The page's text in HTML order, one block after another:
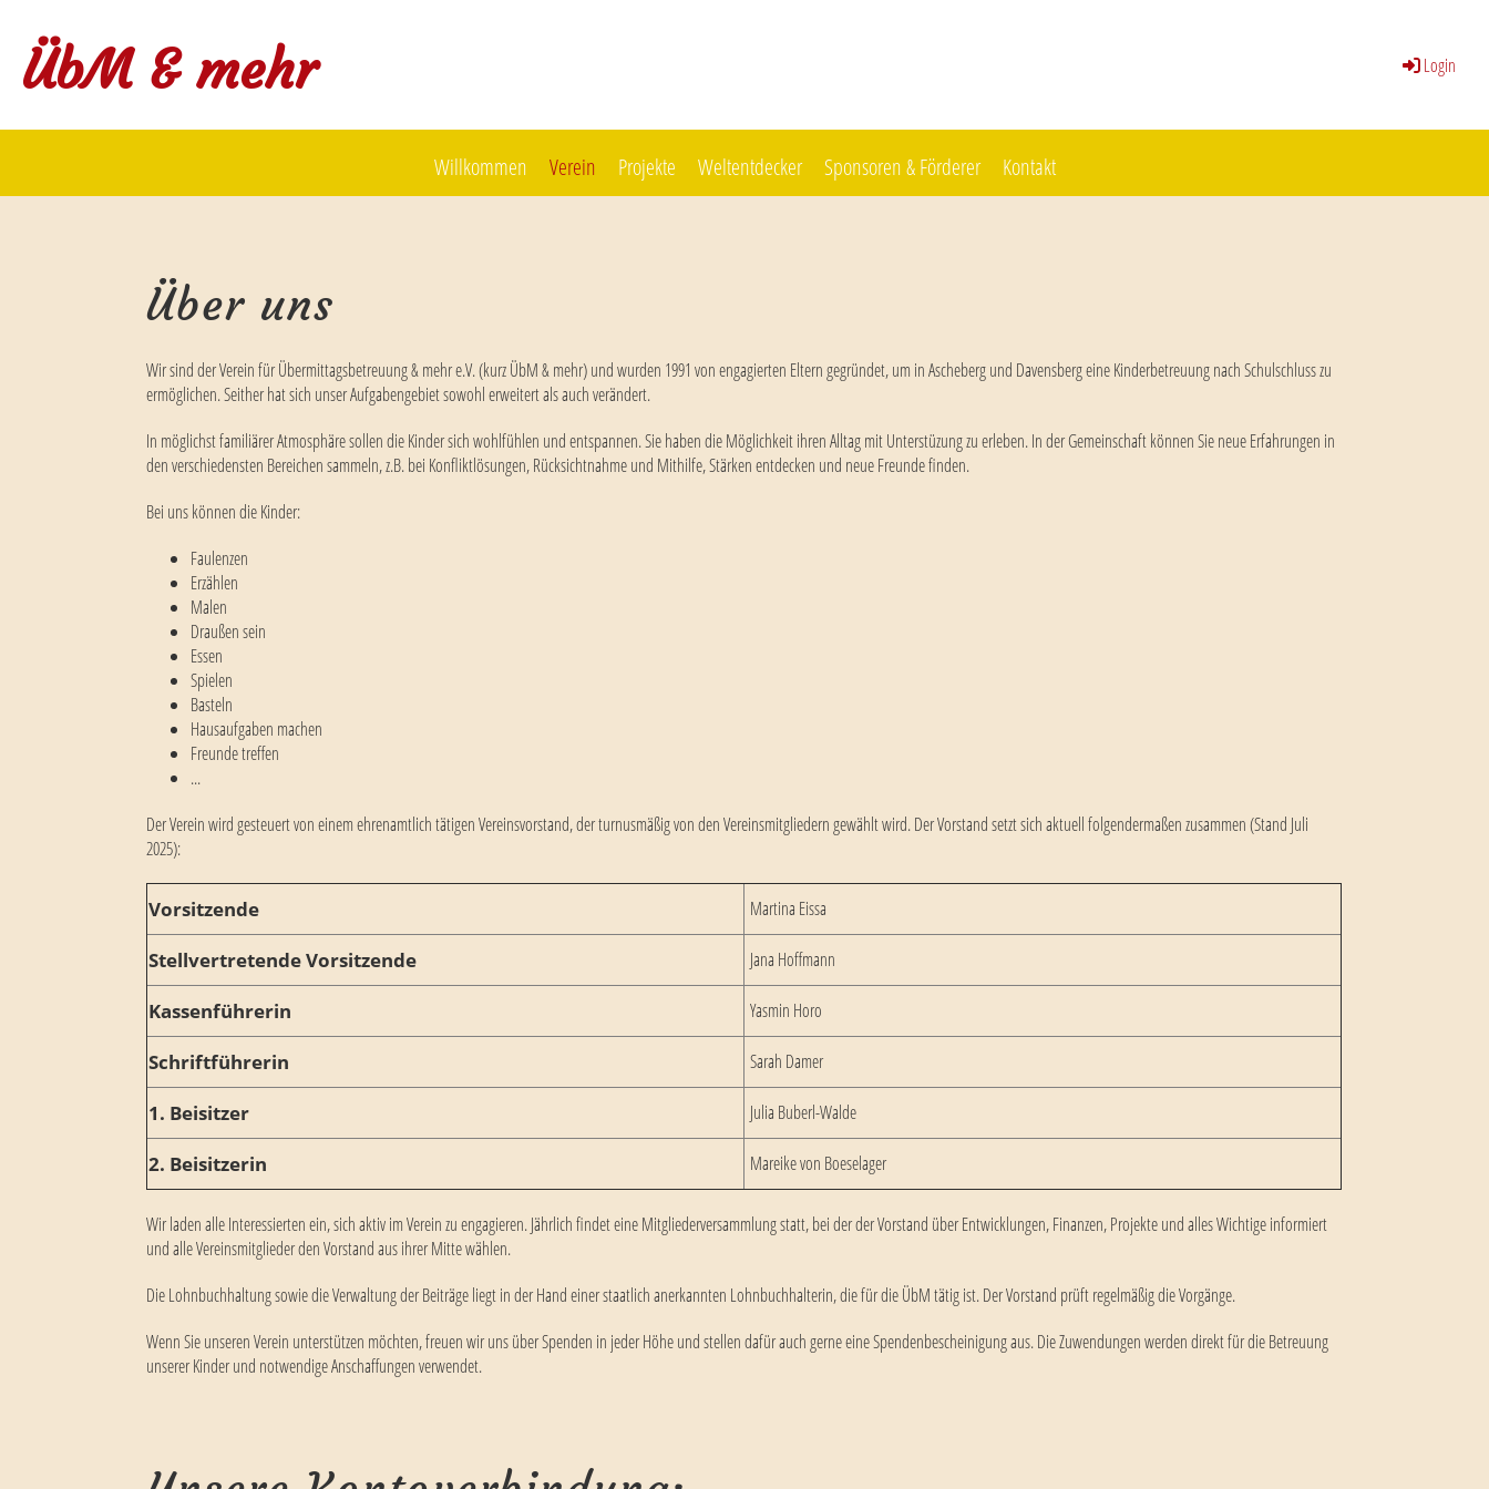
ÜbM & mehr Login
Willkommen Verein Projekte Weltentdecker Sponsoren & Förderer Kontakt
Über uns
Wir sind der Verein für Übermittagsbetreuung & mehr e.V. (kurz ÜbM & mehr) und wurden 1991 von engagierten Eltern gegründet, um in Ascheberg und Davensberg eine Kinderbetreuung nach Schulschluss zu
ermöglichen. Seither hat sich unser Aufgabengebiet sowohl erweitert als auch verändert.
In möglichst familiärer Atmosphäre sollen die Kinder sich wohlfühlen und entspannen. Sie haben die Möglichkeit ihren Alltag mit Unterstüzung zu erleben. In der Gemeinschaft können Sie neue Erfahrungen in
den verschiedensten Bereichen sammeln, z.B. bei Konfliktlösungen, Rücksichtnahme und Mithilfe, Stärken entdecken und neue Freunde finden.
Bei uns können die Kinder:
Faulenzen
Erzählen
Malen
Draußen sein
Essen
Spielen
Basteln
Hausaufgaben machen
Freunde treffen
...
Der Verein wird gesteuert von einem ehrenamtlich tätigen Vereinsvorstand, der turnusmäßig von den Vereinsmitgliedern gewählt wird. Der Vorstand setzt sich aktuell folgendermaßen zusammen (Stand Juli
2025):
Vorsitzende Martina Eissa
Stellvertretende Vorsitzende Jana Hoffmann
Kassenführerin Yasmin Horo
Schriftführerin Sarah Damer
1. Beisitzer Julia Buberl-Walde
2. Beisitzerin Mareike von Boeselager
Wir laden alle Interessierten ein, sich aktiv im Verein zu engagieren. Jährlich findet eine Mitgliederversammlung statt, bei der der Vorstand über Entwicklungen, Finanzen, Projekte und alles Wichtige informiert
und alle Vereinsmitglieder den Vorstand aus ihrer Mitte wählen.
Die Lohnbuchhaltung sowie die Verwaltung der Beiträge liegt in der Hand einer staatlich anerkannten Lohnbuchhalterin, die für die ÜbM tätig ist. Der Vorstand prüft regelmäßig die Vorgänge.
Wenn Sie unseren Verein unterstützen möchten, freuen wir uns über Spenden in jeder Höhe und stellen dafür auch gerne eine Spendenbescheinigung aus. Die Zuwendungen werden direkt für die Betreuung
unserer Kinder und notwendige Anschaffungen verwendet.